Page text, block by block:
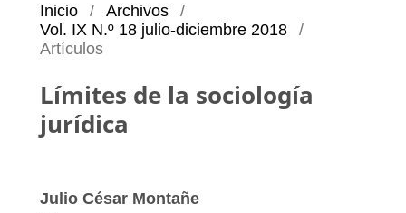
Inicio / Archivos
/
Vol. IX N.º 18 julio-diciembre 2018
/
Artículos
Límites de la sociología
jurídica
Julio César Montañe